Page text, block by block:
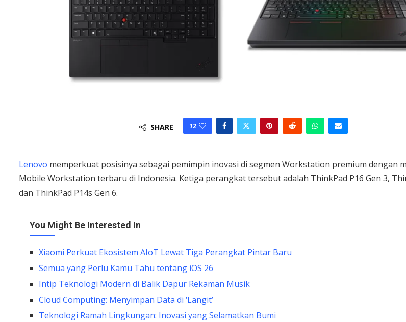
SHARE 12
Lenovo memperkuat posisinya sebagai pemimpin inovasi di segmen Workstation premium dengan
Mobile Workstation terbaru di Indonesia. Ketiga perangkat tersebut adalah ThinkPad P16 Gen 3,
dan ThinkPad P14s Gen 6.
You Might Be Interested In
Xiaomi Perkuat Ekosistem AIoT Lewat Tiga Perangkat Pintar Baru
Semua yang Perlu Kamu Tahu tentang iOS 26
Intip Teknologi Modern di Balik Dapur Rekaman Musik
Cloud Computing: Menyimpan Data di ‘Langit’
Teknologi Ramah Lingkungan: Inovasi yang Selamatkan Bumi